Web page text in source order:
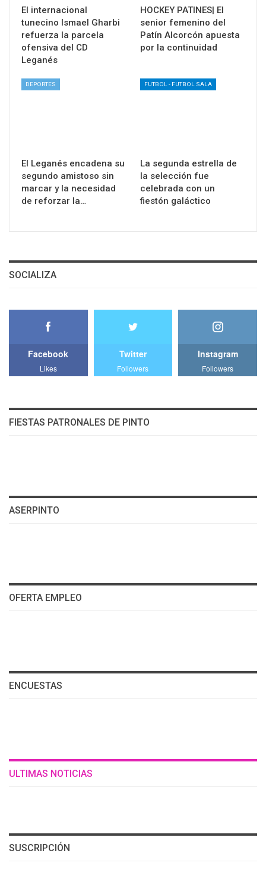
El internacional
tunecino Ismael Gharbi
refuerza la parcela
ofensiva del CD
Leganés
HOCKEY PATINES| El
senior femenino del
Patín Alcorcón apuesta
por la continuidad
DEPORTES
El Leganés encadena su
segundo amistoso sin
marcar y la necesidad
de reforzar la…
FUTBOL - FUTBOL SALA
La segunda estrella de
la selección fue
celebrada con un
fiestón galáctico
SOCIALIZA
Facebook
Likes
Twitter
Followers
Instagram
Followers
FIESTAS PATRONALES DE PINTO
ASERPINTO
OFERTA EMPLEO
ENCUESTAS
ULTIMAS NOTICIAS
SUSCRIPCIÓN